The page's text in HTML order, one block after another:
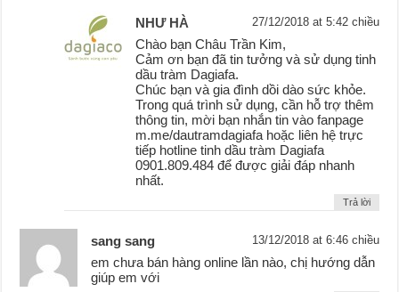
NHƯ HÀ 27/12/2018 at 5:42 chiều
Chào bạn Châu Trần Kim,
Cảm ơn bạn đã tin tưởng và sử dụng tinh
dầu tràm Dagiafa.
Chúc bạn và gia đình dồi dào sức khỏe.
Trong quá trình sử dụng, cần hỗ trợ thêm
thông tin, mời bạn nhắn tin vào fanpage
m.me/dautramdagiafa hoặc liên hệ trực
tiếp hotline tinh dầu tràm Dagiafa
0901.809.484 để được giải đáp nhanh
nhất.
Trả lời
sang sang 13/12/2018 at 6:46 chiều
em chưa bán hàng online lần nào, chị hướng dẫn
giúp em với